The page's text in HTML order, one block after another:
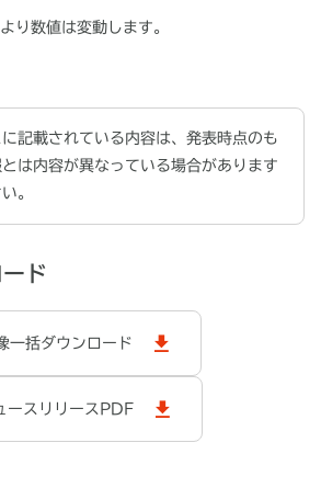
り数値は変動します。
記載されている内容は、発表時点のも
は内容が異なっている場合があります
。
ド
一括ダウンロード
ースリリースPDF